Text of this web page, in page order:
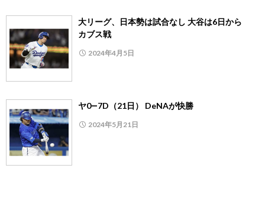
大リーグ、日本勢は試合なし 大谷は6日から
カブス戦
2024年4月5日
ヤ0―7D（21日） DeNAが快勝
2024年5月21日